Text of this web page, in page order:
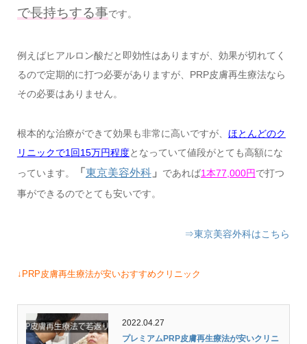
で長持ちする事です。
例えばヒアルロン酸だと即効性はありますが、効果が切れてく
るので定期的に打つ必要がありますが、PRP皮膚再生療法なら
その必要はありません。
根本的な治療ができて効果も非常に高いですが、 ほとんどのク
リニックで1回15万円程度となっていて値段がとても高額にな
っています。
「 東京美容外科」 であれば1本77,000円で打つ
事ができるのでとても安いです。
⇒東京美容外科はこちら
↓PRP皮膚再生療法が安いおすすめクリニック
2022.04.27
プレミアムPRP皮膚再生療法が安いクリニ